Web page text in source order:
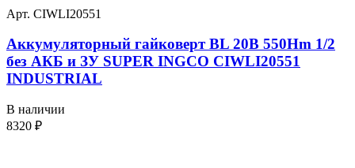
Арт. CIWLI20551
Аккумуляторный гайковерт BL 20В 550Hm 1/2
без АКБ и ЗУ SUPER INGCO CIWLI20551
INDUSTRIAL
В наличии
8320 ₽